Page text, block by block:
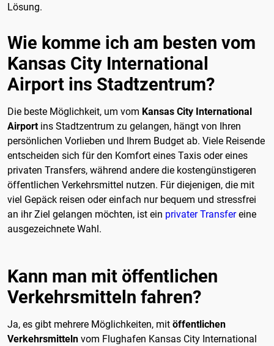
Lösung.
Wie komme ich am besten vom
Kansas City International
Airport ins Stadtzentrum?
Die beste Möglichkeit, um vom Kansas City International
Airportins Stadtzentrum zu gelangen, hängt von Ihren
persönlichen Vorlieben und Ihrem Budget ab. Viele Reisende
entscheiden sich für den Komfort eines Taxis oder eines
privaten Transfers, während andere die kostengünstigeren
öffentlichen Verkehrsmittel nutzen. Für diejenigen, die mit
viel Gepäck reisen oder einfach nur bequem und stressfrei
an ihr Ziel gelangen möchten, ist ein privater Transfereine
ausgezeichnete Wahl.
Kann man mit öffentlichen
Verkehrsmitteln fahren?
Ja, es gibt mehrere Möglichkeiten, mit öffentlichen
Verkehrsmitteln vom Flughafen Kansas City International